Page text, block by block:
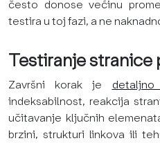
često donose većinu
testira u toj fazi, a ne
Testiranje stranice
Završni korak je
indeksabilnost, reakcija
učitavanje ključnih
brzini, strukturi linkova ili